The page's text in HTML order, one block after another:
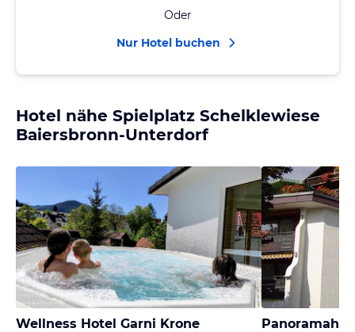
Oder
Nur Hotel buchen
Hotel nähe Spielplatz Schelklewiese
Baiersbronn-Unterdorf
Wellness Hotel Garni Krone